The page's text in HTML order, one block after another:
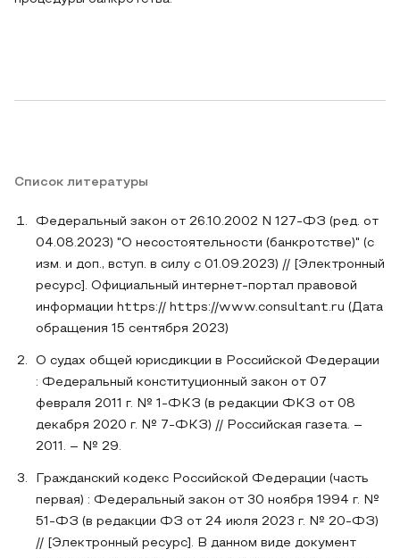
Список литературы
Федеральный закон от 26.10.2002 N 127-ФЗ (ред. от
04.08.2023) "О несостоятельности (банкротстве)" (с
изм. и доп., вступ. в силу с 01.09.2023) // [Электронный
ресурс]. Официальный интернет-портал правовой
информации https:// https://www.consultant.ru (Дата
обращения 15 сентября 2023)
О судах общей юрисдикции в Российской Федерации
: Федеральный конституционный закон от 07
февраля 2011 г. № 1-ФКЗ (в редакции ФКЗ от 08
декабря 2020 г. № 7-ФКЗ) // Российская газета. –
2011. – № 29.
Гражданский кодекс Российской Федерации (часть
первая) : Федеральный закон от 30 ноября 1994 г. №
51-ФЗ (в редакции ФЗ от 24 июля 2023 г. № 20-ФЗ)
// [Электронный ресурс]. В данном виде документ